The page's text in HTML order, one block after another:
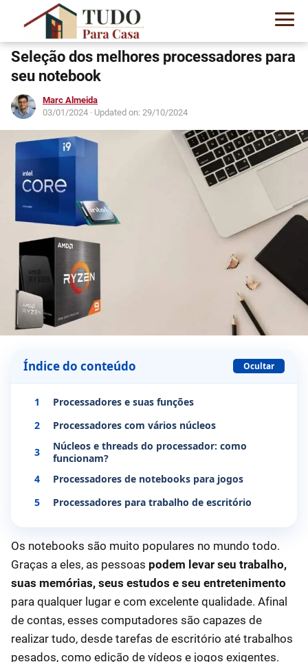
Seleção dos melhores processadores para
seu notebook
Marc Almeida
03/01/2024 · Updated on: 29/10/2024
Índice do conteúdo Ocultar
1
Processadores e suas funções
2
Processadores com vários núcleos
3
Núcleos e threads do processador: como
funcionam?
4
Processadores de notebooks para jogos
5
Processadores para trabalho de escritório
Os notebooks são muito populares no mundo todo.
Graças a eles, as pessoas podem levar seu trabalho,
suas memórias, seus estudos e seu entretenimento
para qualquer lugar e com excelente qualidade. Afinal
de contas, esses computadores são capazes de
realizar tudo, desde tarefas de escritório até trabalhos
pesados, como edição de vídeos e jogos exigentes.